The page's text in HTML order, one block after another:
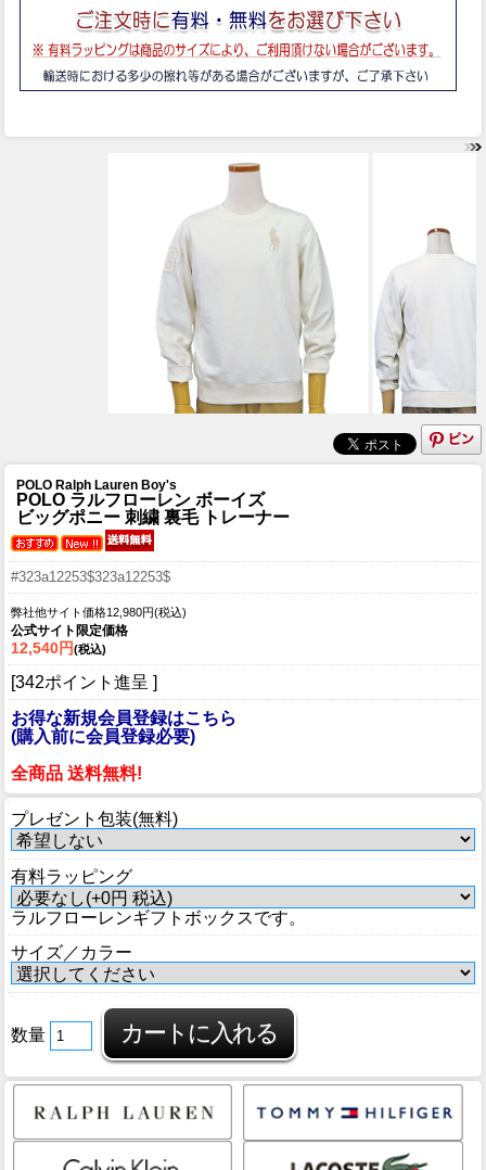
POLO Ralph Lauren Boy's
POLO ラルフローレン ボーイズ
ビッグポニー 刺繍 裏毛 トレーナー
#323a12253$323a12253$
弊社他サイト価格12,980円(税込)
公式サイト限定価格
12,540円(税込)
[342ポイント進呈 ]
お得な新規会員登録はこちら
(購入前に会員登録必要)
全商品 送料無料!
プレゼント包装(無料)
有料ラッピング
ラルフローレンギフトボックスです。
サイズ／カラー
数量